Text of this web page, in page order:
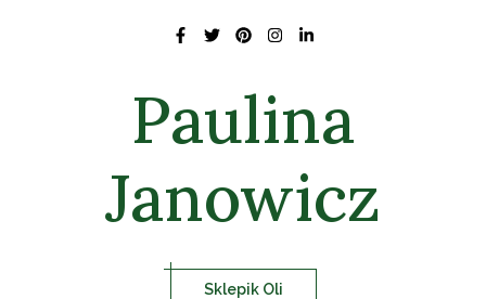
Paulina
Janowicz
Sklepik Oli